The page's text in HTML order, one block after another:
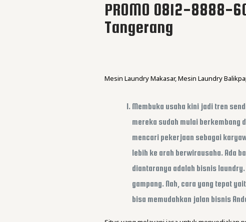
PROMO 0812-8888-
Tangerang
Mesin Laundry Makasar, Mesin Laundry
Membuka usaha kini jadi tren
mereka sudah mulai berkembang
mencari pekerjaan sebagai
lebih ke arah berwirausaha. Ada
diantaranya adalah bisnis
gampang. Nah, cara yang tepat
bisa memudahkan jalan bisnis